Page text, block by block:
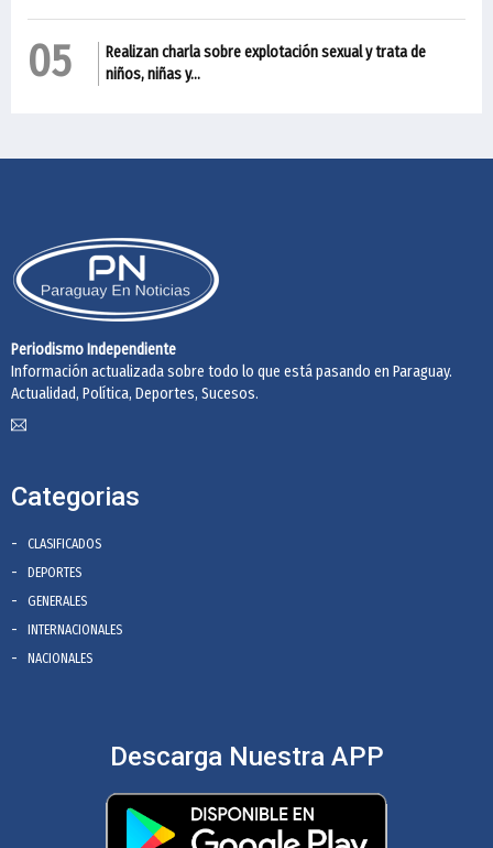
05
Realizan charla sobre explotación sexual y trata de
niños, niñas y...
Periodismo Independiente
Información actualizada sobre todo lo que está pasando en Paraguay.
Actualidad, Política, Deportes, Sucesos.
Categorias
CLASIFICADOS
DEPORTES
GENERALES
INTERNACIONALES
NACIONALES
Descarga Nuestra APP